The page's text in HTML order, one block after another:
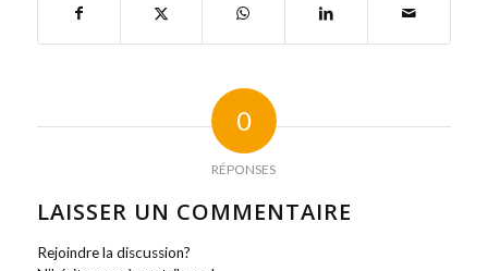
0
RÉPONSES
LAISSER UN COMMENTAIRE
Rejoindre la discussion?